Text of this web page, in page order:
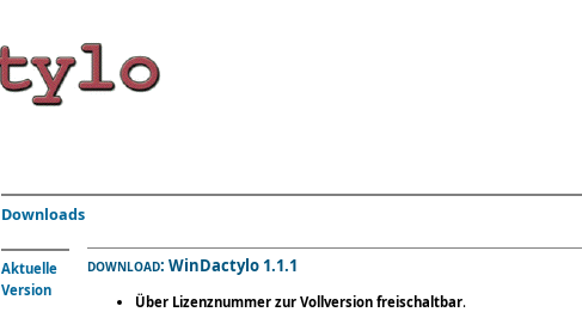
Downloads
Aktuelle
Version
DOWNLOAD: WinDactylo 1.1.1
Über Lizenznummer zur Vollversion freischaltbar.